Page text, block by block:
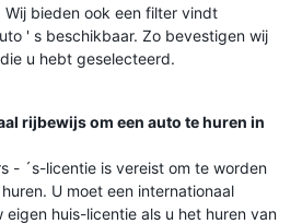
bieden ook een filter vindt
' s beschikbaar. Zo bevestigen wij
u hebt geselecteerd.
rijbewijs om een auto te huren in
- ´s-licentie is vereist om te worden
U moet een internationaal
eigen huis-licentie als u het huren van